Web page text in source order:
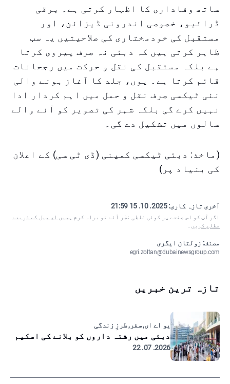
ساتھ وفاداری کا اظہار کرتی ہے۔ برقی
ڈرائیو، خصوصی اندرونی ڈیزائن، اور
مستقبل کی خودمختاری کی صلاحیتیں یہ سب
ظاہر کرتی ہیں کہ دبئی نہ صرف پیروی کرتا
ہے بلکہ مستقبل کی نقل و حرکت میں رجحانات
قائم کرتا ہے۔ یوں، جلد کا آغاز ہونے والی
نئی ٹیکسی صرف نقل و حمل میں اہم کردار ادا
نہیں کرے گی بلکہ شہر کی تصویر کو آنے والے
سالوں میں تشکیل دے گی۔
(ماخذ: دبئی ٹیکسی کمپنی (ڈی ٹی سی) کے اعلان
کی بنیاد پر)
آخری تازہ کاری:2025. 10. 15 21:59
اگر آپ کو اس صفحے پر کوئی غلطی نظر آئے تو براہ کرم ہمیں ای میل کے ذریعے
مطلع کریں ۔
مصنف: زولتان ایگری
egri.zoltan@dubainewsgroup.com
تازہ ترین خبریں
یو اے ای, سفر, طرزِ زندگی
دبئی میں رشتہ داروں کو بلانے کی اسکیم
2026. 07. 22